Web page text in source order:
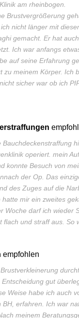
am rheinbogen.
Brustvergrößerung
nicht länger mit
gemacht. Er hat
Ich war anfangs
auf seine Erfahrung
zu meinem Körper. Ich
sicher war ob ich
operiert. mein
konnte Besuch von
der Op. Das
des Zuges auf die
mir ein zweites
Woche darf ich wieder
und straff aus. So
empfohlen
gut
Weise habe ich auch
BH, erfahren. Ich war
meinem